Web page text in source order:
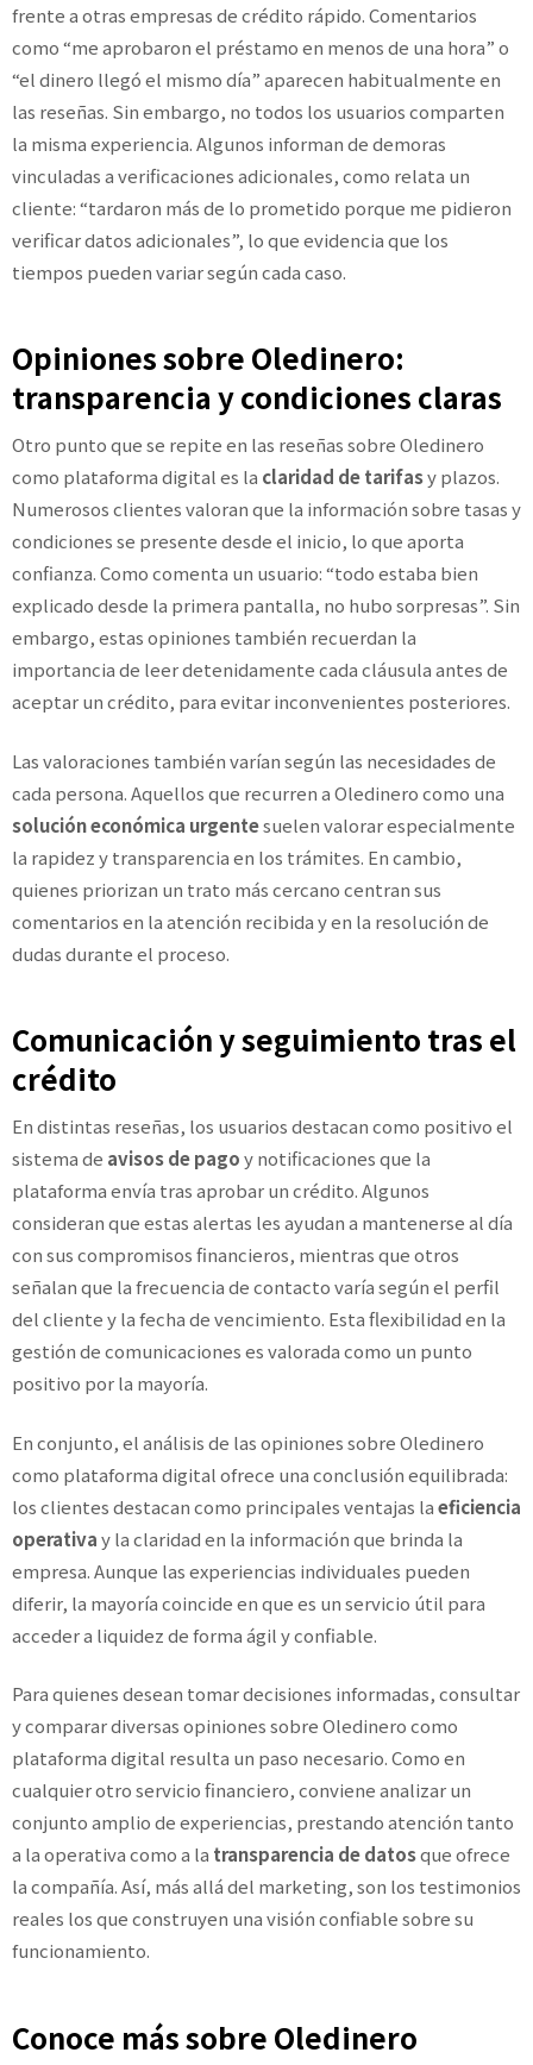
frente a otras empresas de crédito rápido. Comentarios
como “me aprobaron el préstamo en menos de una hora” o
“el dinero llegó el mismo día” aparecen habitualmente en
las reseñas. Sin embargo, no todos los usuarios comparten
la misma experiencia. Algunos informan de demoras
vinculadas a verificaciones adicionales, como relata un
cliente: “tardaron más de lo prometido porque me pidieron
verificar datos adicionales”, lo que evidencia que los
tiempos pueden variar según cada caso.
Opiniones sobre Oledinero:
transparencia y condiciones claras
Otro punto que se repite en las reseñas sobre Oledinero
como plataforma digital es la claridad de tarifasy plazos.
Numerosos clientes valoran que la información sobre tasas y
condiciones se presente desde el inicio, lo que aporta
confianza. Como comenta un usuario: “todo estaba bien
explicado desde la primera pantalla, no hubo sorpresas”. Sin
embargo, estas opiniones también recuerdan la
importancia de leer detenidamente cada cláusula antes de
aceptar un crédito, para evitar inconvenientes posteriores.
Las valoraciones también varían según las necesidades de
cada persona. Aquellos que recurren a Oledinero como una
solución económica urgentesuelen valorar especialmente
la rapidez y transparencia en los trámites. En cambio,
quienes priorizan un trato más cercano centran sus
comentarios en la atención recibida y en la resolución de
dudas durante el proceso.
Comunicación y seguimiento tras el
crédito
En distintas reseñas, los usuarios destacan como positivo el
sistema de avisos de pagoy notificaciones que la
plataforma envía tras aprobar un crédito. Algunos
consideran que estas alertas les ayudan a mantenerse al día
con sus compromisos financieros, mientras que otros
señalan que la frecuencia de contacto varía según el perfil
del cliente y la fecha de vencimiento. Esta flexibilidad en la
gestión de comunicaciones es valorada como un punto
positivo por la mayoría.
En conjunto, el análisis de las opiniones sobre Oledinero
como plataforma digital ofrece una conclusión equilibrada:
los clientes destacan como principales ventajas laeficiencia
operativay la claridad en la información que brinda la
empresa. Aunque las experiencias individuales pueden
diferir, la mayoría coincide en que es un servicio útil para
acceder a liquidez de forma ágil y confiable.
Para quienes desean tomar decisiones informadas, consultar
y comparar diversas opiniones sobre Oledinero como
plataforma digital resulta un paso necesario. Como en
cualquier otro servicio financiero, conviene analizar un
conjunto amplio de experiencias, prestando atención tanto
a la operativa como a la transparencia de datosque ofrece
la compañía. Así, más allá del marketing, son los testimonios
reales los que construyen una visión confiable sobre su
funcionamiento.
Conoce más sobre Oledinero